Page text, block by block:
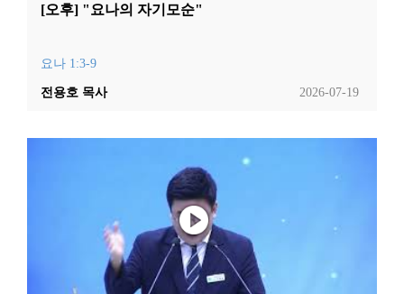
[오후] "요나의 자기모순"
요나 1:3-9
2026-07-19
전용호 목사